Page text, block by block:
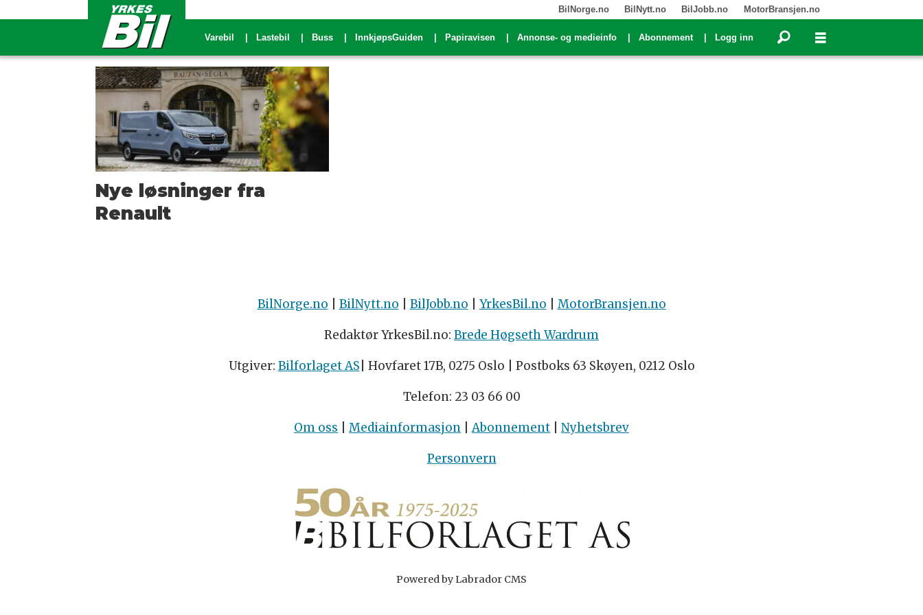
BilNorge.no BilNytt.no BilJobb.no MotorBransjen.no
Varebil Lastebil Buss InnkjøpsGuiden Papiravisen Annonse- og medieinfo Abonnement Logg inn
kangoo
Nye løsninger fra
Renault
BilNorge.no BilNytt.no BilJobb.no YrkesBil.no MotorBransjen.no
Redaktør YrkesBil.no: Brede Høgseth Wardrum
Utgiver: Bilforlaget AS | Hovfaret 17B, 0275 Oslo | Postboks 63 Skøyen, 0212 Oslo
Telefon: 23 03 66 00
Om oss Mediainformasjon |Abonnement Nyhetsbrev
Personvern
Powered by Labrador CMS